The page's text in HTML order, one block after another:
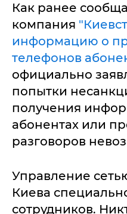
Как ранее
компания
информацию о
телефонов
официально
попытки
получения
абонентах или
разговоров
Управление
Киева
сотрудников.